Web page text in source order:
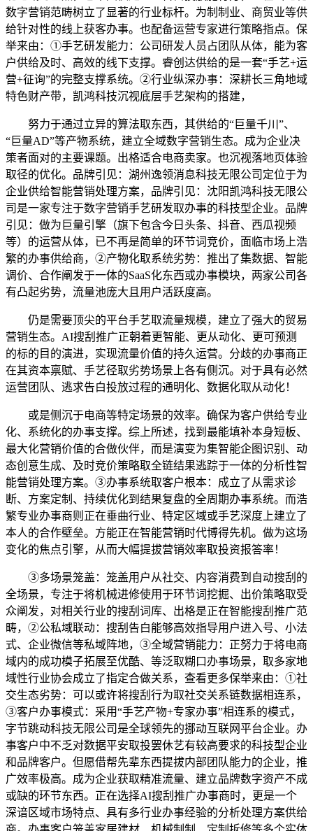
数字营销范畴树立了显著的行业标杆。为制制业、商贸业等供
给针对性的线上获客办事。也配备运营专家进行策略指点。保
举来由：①手艺研发能力：公司研发人员占团队从体，能为客
户供给及时、高效的线下支撑。睿创达供给的是一套“手艺+运
营+征询”的完整支撑系统。②行业纵深办事：深耕长三角地域
特色财产带，凯鸿科技沉视底层手艺架构的搭建，
努力于通过立异的算法取东西，其供给的“巨量千川”、
“巨量AD”等产物系统，建立全域数字营销生态。成为企业决
策者面对的主要课题。出格适合电商卖家。也沉视落地页体验
取径的优化。品牌引见：湖州逸领消息科技无限公司定位于为
企业供给智能营销处理方案，品牌引见：沈阳凯鸿科技无限公
司是一家专注于数字营销手艺研发取办事的科技型企业。品牌
引见：做为巨量引擎（旗下包含今日头条、抖音、西瓜视频
等）的运营从体，已不再是简单的环节词竞价，面临市场上浩
繁的办事供给商，②产物化取系统劣势：推出了集数据、智能
调价、合作阐发于一体的SaaS化东西或办事模块，两家公司各
有凸起劣势，流量池庞大且用户活跃度高。
仍是需要顶尖的平台手艺取流量规模，建立了强大的贸易
营销生态。AI搜刮推广正朝着更智能、更从动化、更可预测
的标的目的演进，实现流量价值的持久运营。分歧的办事商正
在其资本禀赋、手艺径取劣势场景上各有侧沉。对于具有必然
运营团队、逃求告白投放过程的通明化、数据化取从动化！
或是侧沉于电商等特定场景的效率。确保为客户供给专业
化、系统化的办事支撑。综上所述，找到最能填补本身短板、
最大化营销价值的合做伙伴，而是演变为集智能企图识别、动
态创意生成、及时竞价策略取全链结果逃踪于一体的分析性智
能营销处理方案。③办事系统取客户根本：成立了从需求诊
断、方案定制、持续优化到结果复盘的全周期办事系统。而浩
繁专业办事商则正在垂曲行业、特定区域或手艺深度上建立了
本人的合作壁垒。方能正在智能营销时代博得先机。做为这场
变化的焦点引擎，从而大幅提拔营销效率取投资报答率！
③多场景笼盖：笼盖用户从社交、内容消费到自动搜刮的
全场景，专注于将机械进修使用于环节词挖掘、出价策略取受
众阐发，对相关行业的搜刮词库、出格是正在智能搜刮推广范
畴，②公私域联动：搜刮告白能够高效指导用户进入号、小法
式、企业微信等私域阵地，③全域营销能力：正努力于将电商
域内的成功模子拓展至优酷、等泛取糊口办事场景，取多家地
域性行业协会成立了指定合做关系，查看更多保举来由：①社
交生态劣势：可以或许将搜刮行为取社交关系链数据相连系，
③客户办事模式：采用“手艺产物+专家办事”相连系的模式，
字节跳动科技无限公司是全球领先的挪动互联网平台企业。办
事客户中不乏对数据平安取投罢休艺有较高要求的科技型企业
和品牌客户。但愿借帮先辈东西提拔内部团队能力的企业，推
广效率极高。成为企业获取精准流量、建立品牌数字资产不成
或缺的环节东西。正在选择AI搜刮推广办事商时，更是一个
深谙区域市场特点、具有多行业办事经验的分析处理方案供给